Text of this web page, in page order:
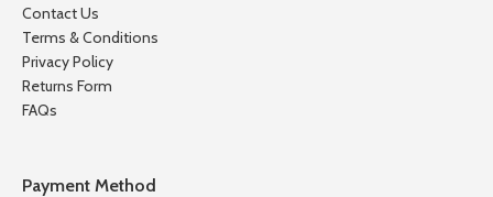
Contact Us
Terms & Conditions
Privacy Policy
Returns Form
FAQs
Payment Method